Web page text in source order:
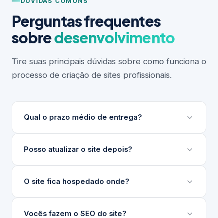
Perguntas frequentes
sobredesenvolvimento
Tire suas principais dúvidas sobre como funciona o
processo de criação de sites profissionais.
Qual o prazo médio de entrega?
Depende do escopo do projeto. Sites institucionais
Sempre apresentamos um cronograma detalhado
Posso atualizar o site depois?
Sim. Desenvolvemos um painel de gerenciamento
de técnico.
O site fica hospedado onde?
Indicamos e configuramos a hospedagem ideal para
Vocês fazem o SEO do site?